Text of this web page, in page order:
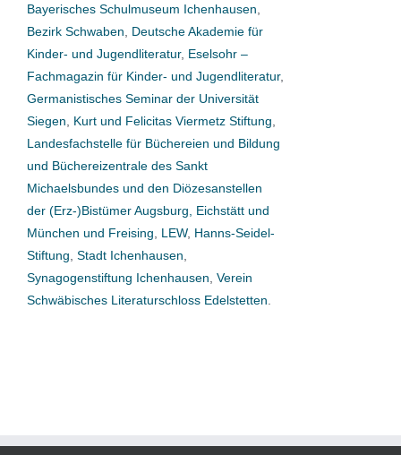
Bayerisches Schulmuseum Ichenhausen
Bezirk Schwaben
Deutsche Akademie für
Kinder- und Jugendliteratur, Eselsohr –
Fachmagazin für Kinder- und Jugendliteratur,
Germanistisches Seminar der Universität
Siegen
Kurt und Felicitas Viermetz Stiftung
Landesfachstelle für Büchereien und Bildung
und Büchereizentrale des Sankt
Michaelsbundes und den Diözesanstellen
der (Erz-)Bistümer Augsburg, Eichstätt und
München und Freising
LEW, Hanns-Seidel-
Stiftung Stadt Ichenhausen
Synagogenstiftung Ichenhausen Verein
Schwäbisches Literaturschloss Edelstetten